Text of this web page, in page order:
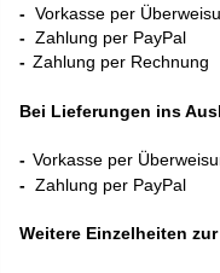
- Vorkasse per
- Zahlung per PayPal
- Zahlung per Rechnung
Bei Lieferungen ins
- Vorkasse per
- Zahlung per PayPal
Weitere Einzelheiten